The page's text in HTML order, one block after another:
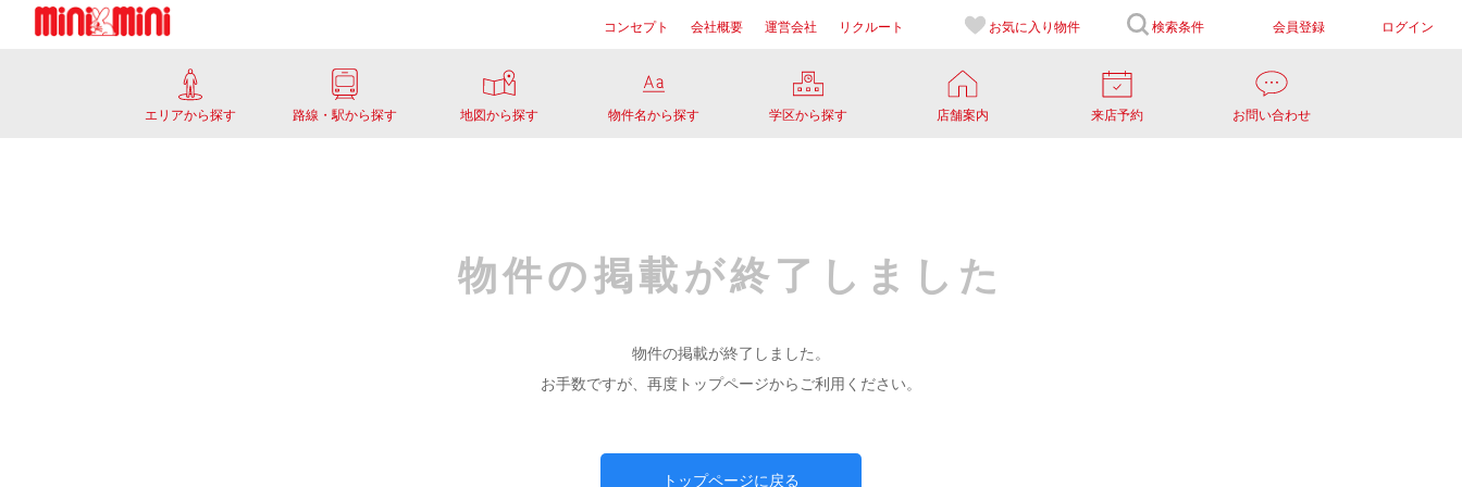
コンセプト 会社概要 運営会社 リクルート お気に入り 物件 検索条件 会員登録 ログイン
エリアから探す 路線・駅から探す 地図から探す 物件名から探す 学区から探す 店舗案内 来店予約 お問い合わせ
物件の掲載が終了しました
物件の掲載が終了しました。
お手数ですが、再度トップページからご利用ください。
トップページに戻る